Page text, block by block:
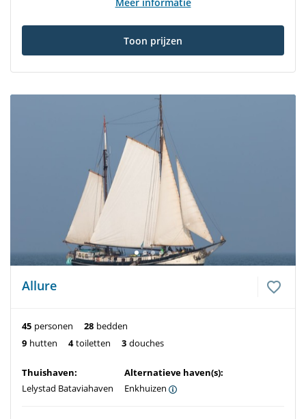
Toon prijzen
Allure
45 personen 28 bedden
9 hutten 4 toiletten 3 douches
Thuishaven:
Lelystad Bataviahaven
Alternatieve haven(s):
Enkhuizen